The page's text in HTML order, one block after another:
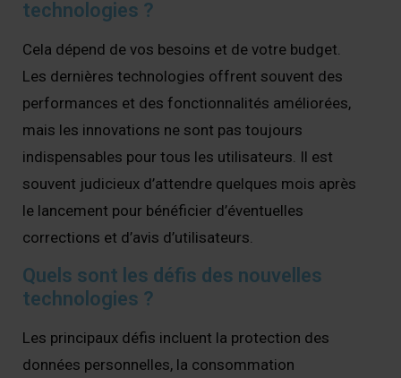
technologies ?
Cela dépend de vos besoins et de votre budget.
Les dernières technologies offrent souvent des
performances et des fonctionnalités améliorées,
mais les innovations ne sont pas toujours
indispensables pour tous les utilisateurs. Il est
souvent judicieux d’attendre quelques mois après
le lancement pour bénéficier d’éventuelles
corrections et d’avis d’utilisateurs.
Quels sont les défis des nouvelles
technologies ?
Les principaux défis incluent la protection des
données personnelles, la consommation